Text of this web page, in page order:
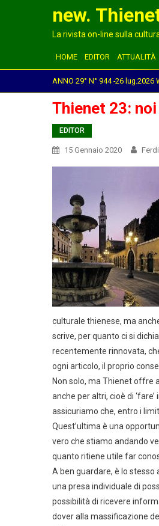
new.
La rivista on-line sulla
HOME EDITOR ATTUALITÀ
ANNO 29° N° 944 -26
Thienet 23:
EDITOR
15 Gennaio 2020
culturale thienese, ma
scrive, per quanto ci si
recentemente rinnovata,
ogni articolo, il proprio
Non solo, ma Thienet offre
anche per altri, cioè di
assicuriamo che, entro i
Quest’ultima è una
vero che stiamo andando
quanto ritiene utile far
A ben guardare, è lo stesso
una presa individuale di
possibilità di ricevere
dover alla massificazione